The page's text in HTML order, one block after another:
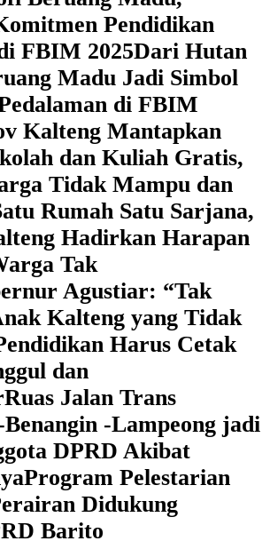
Pendidikan
FBIM 2025‎Dari Hutan
Madu Jadi Simbol
di FBIM
Kalteng Mantapkan
dan Kuliah Gratis,
Tidak Mampu dan
Rumah Satu Sarjana,
Hadirkan Harapan
Tak
Agustiar: “Tak
Kalteng yang Tidak
Harus Cetak
dan
Ruas Jalan Trans
-Lampeong jadi
DPRD Akibat
Program Pelestarian
Didukung
Barito